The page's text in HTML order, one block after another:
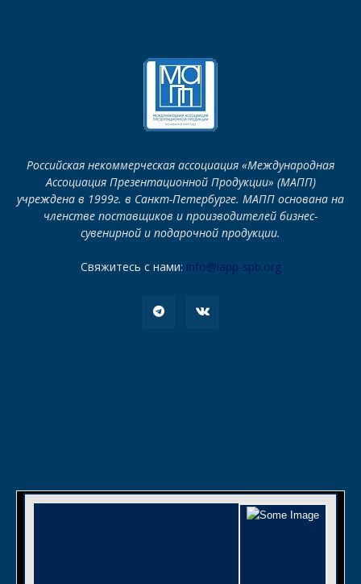
Российская некоммерческая ассоциация «Международная
Ассоциация Презентационной Продукции» (МАПП)
учреждена в 1999г. в Санкт-Петербурге. МАПП основана на
членстве поставщиков и производителей бизнес-
сувенирной и подарочной продукции.
Свяжитесь с нами: info@iapp-spb.org